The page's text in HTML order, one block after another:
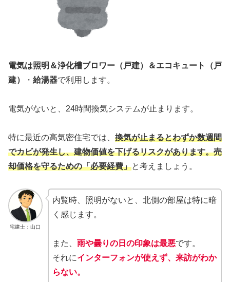
電気は照明＆浄化槽ブロワー（戸建）＆エコキュート（戸
建）
・ 給湯器で利用します。
電気がないと、24時間換気システムが止まります。
特に最近の高気密住宅では、 換気が止まるとわずか数週間
でカビが発生し、建物価値を下げるリスクがあります。売
却価格を守るための「必要経費」と考えましょう。
宅建士：山口
内覧時、照明がないと、北側の部屋は特に暗
く感じます。
また、 雨や曇りの日の印象は最悪です。
それにインターフォンが使えず、来訪がわか
らない。